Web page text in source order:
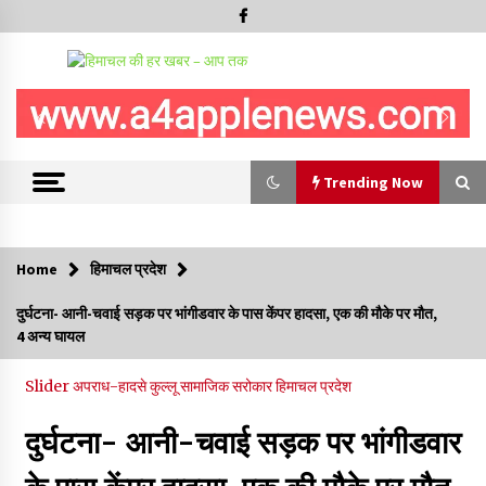
Trending Now
6 साल में पीएम नरेंद्र मोदी के विदेश दौरों पर 557 करोड़ खर्च, सरकार ने
संसद में दी जानकारी
06/08/2026
Home हिमाचल प्रदेश
दुर्घटना- आनी-चवाई सड़क पर भांगीडवार के पास केंपर हादसा, एक की मौके पर मौत,
4 अन्य घायल
Sliderअपराध-हादसेकुल्लूसामाजिक सरोकारहिमाचल प्रदेश
दुर्घटना- आनी-चवाई सड़क पर भांगीडवार